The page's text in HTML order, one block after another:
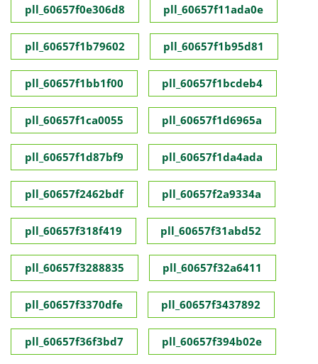
pll_60657f0e306d8 pll_60657f11ada0e
pll_60657f1b79602 pll_60657f1b95d81
pll_60657f1bb1f00 pll_60657f1bcdeb4
pll_60657f1ca0055 pll_60657f1d6965a
pll_60657f1d87bf9 pll_60657f1da4ada
pll_60657f2462bdf pll_60657f2a9334a
pll_60657f318f419 pll_60657f31abd52
pll_60657f3288835 pll_60657f32a6411
pll_60657f3370dfe pll_60657f3437892
pll_60657f36f3bd7 pll_60657f394b02e